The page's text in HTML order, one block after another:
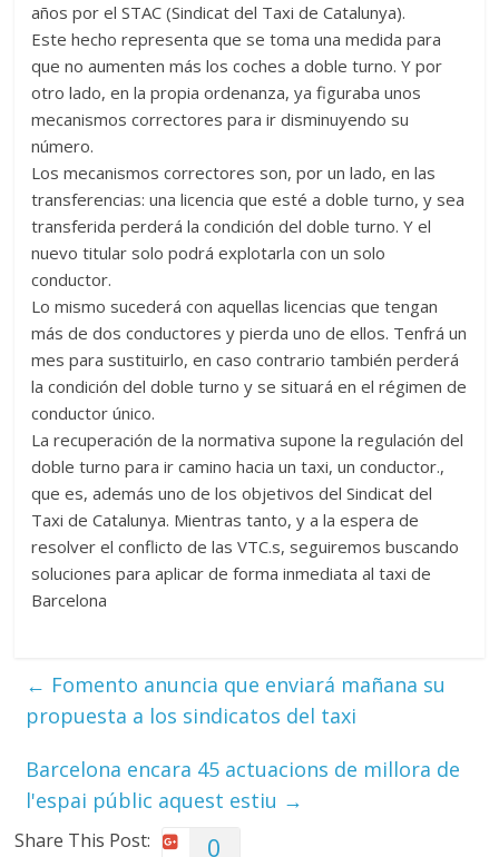
años por el STAC (Sindicat del Taxi de Catalunya).
Este hecho representa que se toma una medida para
que no aumenten más los coches a doble turno. Y por
otro lado, en la propia ordenanza, ya figuraba unos
mecanismos correctores para ir disminuyendo su
número.
Los mecanismos correctores son, por un lado, en las
transferencias: una licencia que esté a doble turno, y sea
transferida perderá la condición del doble turno. Y el
nuevo titular solo podrá explotarla con un solo
conductor.
Lo mismo sucederá con aquellas licencias que tengan
más de dos conductores y pierda uno de ellos. Tenfrá un
mes para sustituirlo, en caso contrario también perderá
la condición del doble turno y se situará en el régimen de
conductor único.
La recuperación de la normativa supone la regulación del
doble turno para ir camino hacia un taxi, un conductor.,
que es, además uno de los objetivos del Sindicat del
Taxi de Catalunya. Mientras tanto, y a la espera de
resolver el conflicto de las VTC.s, seguiremos buscando
soluciones para aplicar de forma inmediata al taxi de
Barcelona
← Fomento anuncia que enviará mañana su
propuesta a los sindicatos del taxi
Barcelona encara 45 actuacions de millora de
l'espai públic aquest estiu →
Share This Post: 0